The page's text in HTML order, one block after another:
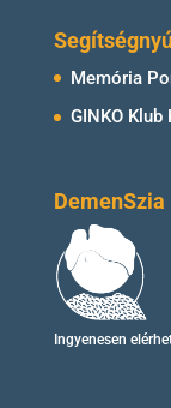
Memória
GINKO
DemenSzia
Ingyenesen